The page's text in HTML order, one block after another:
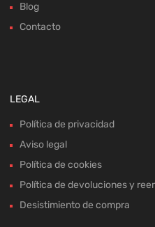
Blog
Contacto
LEGAL
Política de privacidad
Aviso legal
Política de cookies
Política de devoluciones y
Desistimiento de compra